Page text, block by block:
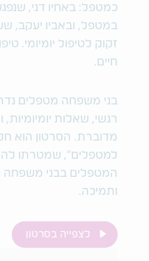
כמטפל: באחיו דני,
במטפל, ובאביו יעקב,
זקוק לטיפול יומיומי.
חיים.
בני משפחה מטפלים
רגשי, שאלות
מדוברת. הסרטון הוא
למטפלים", שמטרתו
המטפלים בבני משפחה
ותמיכה.
לצפייה בסרטון